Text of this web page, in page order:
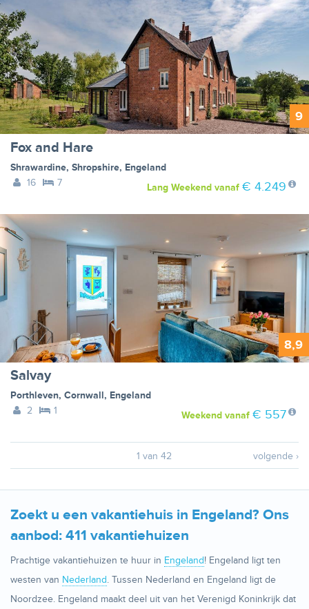
9
Fox and Hare
Shrawardine, Shropshire, Engeland
16
7 Lang Weekendvanaf € 4.249
8,9
Salvay
Porthleven, Cornwall, Engeland
2
1 Weekendvanaf € 557
1 van 42 volgende ›
Zoekt u een vakantiehuis in Engeland? Ons
aanbod: 411 vakantiehuizen
Prachtige vakantiehuizen te huur in Engeland! Engeland ligt ten
westen van Nederland. Tussen Nederland en Engeland ligt de
Noordzee. Engeland maakt deel uit van het Verenigd Koninkrijk dat